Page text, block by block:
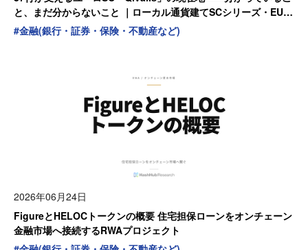
と、まだ分からないこと ｜ローカル通貨建てSCシリーズ・EUR
編 第3弾
#金融(銀行・証券・保険・不動産など)
2026年06月24日
FigureとHELOCトークンの概要 住宅担保ローンをオンチェーン
金融市場へ接続するRWAプロジェクト